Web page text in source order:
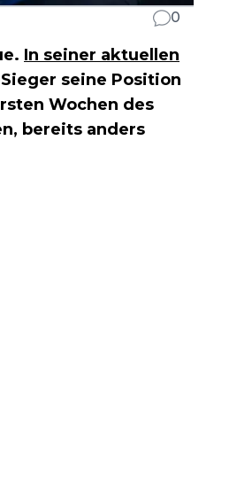
0
In seiner aktuellen
seine Position
Wochen des
bereits anders